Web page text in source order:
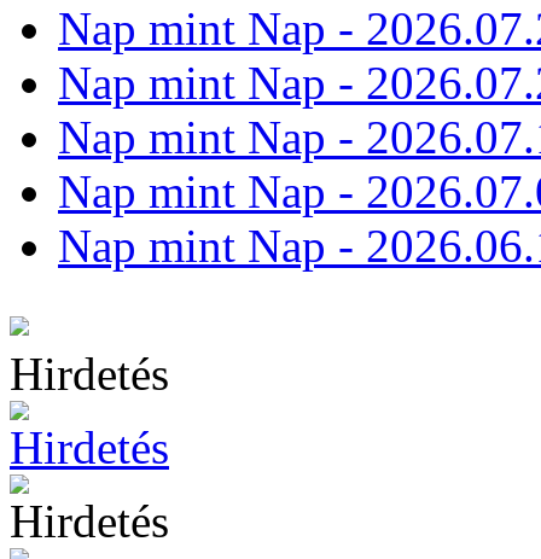
Nap mint Nap -
Nap mint Nap -
Nap mint Nap -
Nap mint Nap -
Nap mint Nap -
Hirdetés